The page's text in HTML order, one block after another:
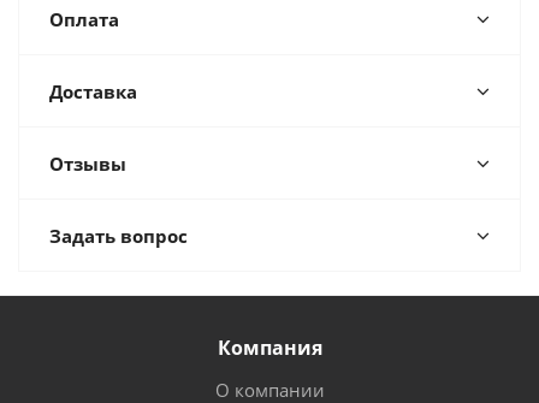
Оплата
Доставка
Отзывы
Задать вопрос
Компания
О компании